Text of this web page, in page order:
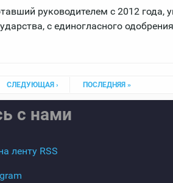
руководителем с 2012 года,
с единогласного одобрения
СЛЕДУЮЩАЯ › ПОСЛЕДНЯЯ »
с нами
ленту RSS